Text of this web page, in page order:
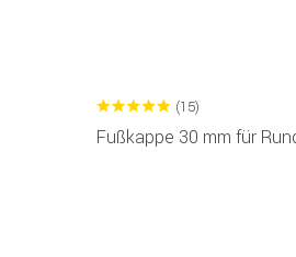
(15)
Fußkappe 30 mm für